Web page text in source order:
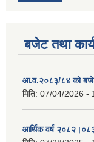
बजेट तथा
आ.व.२०८३/८४ को
मिति: 07/04/2026 -
आर्थिक वर्ष २०८२।०८३